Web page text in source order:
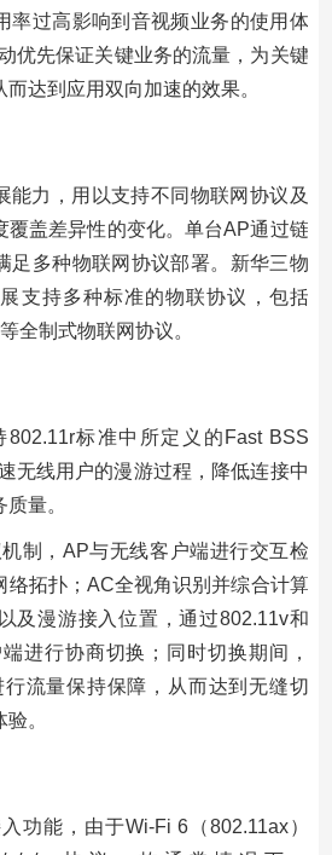
率过高影响到音视频业务的使用体
优先保证关键业务的流量，为关键
达到应用双向加速的效果。
能力，用以支持不同物联网协议及
覆盖差异性的变化。单台AP通过链
足多种物联网协议部署。新华三物
支持多种标准的物联协议，包括
全制式物联网协议。
标准中所定义的Fast BSS
无线用户的漫游过程，降低连接中
量。
制，AP与无线客户端进行交互检
络拓扑；AC全视角识别并综合计算
及漫游接入位置，通过802.11v和
进行协商切换；同时切换期间，
流量保持保障，从而达到无缝切
。
功能，由于Wi-Fi 6（802.11ax）